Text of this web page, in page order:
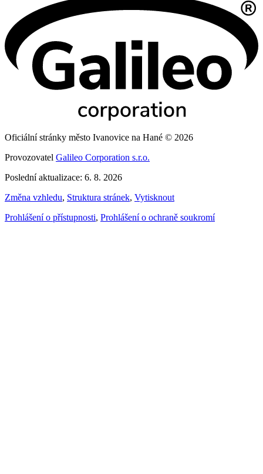
Oficiální stránky město Ivanovice na Hané © 2026
Provozovatel Galileo Corporation s.r.o.
Poslední aktualizace: 6. 8. 2026
Změna vzhledu, Struktura stránek, Vytisknout
Prohlášení o přístupnosti, Prohlášení o ochraně soukromí